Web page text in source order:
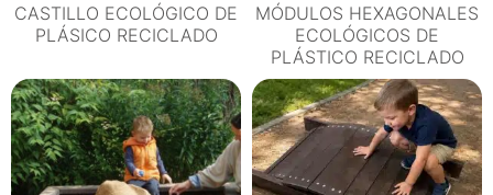
CASTILLO ECOLÓGICO DE
PLÁSICO RECICLADO
MÓDULOS HEXAGONALES
ECOLÓGICOS DE
PLÁSTICO RECICLADO